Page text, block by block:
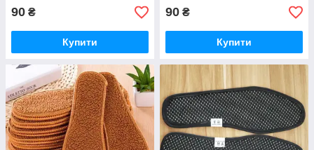
90 ₴
Купити
90 ₴
Купити